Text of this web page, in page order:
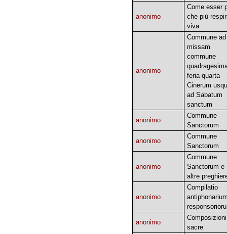
anonimo
Come esser
che più
viva
anonimo
Commune ad
missam
commune
feria quarta
Cinerum
ad Sabatum
sanctum
anonimo
Commune
Sanctorum
anonimo
Commune
Sanctorum
anonimo
Commune
Sanctorum e
altre
anonimo
Compilatio
anonimo
Composizioni
sacre